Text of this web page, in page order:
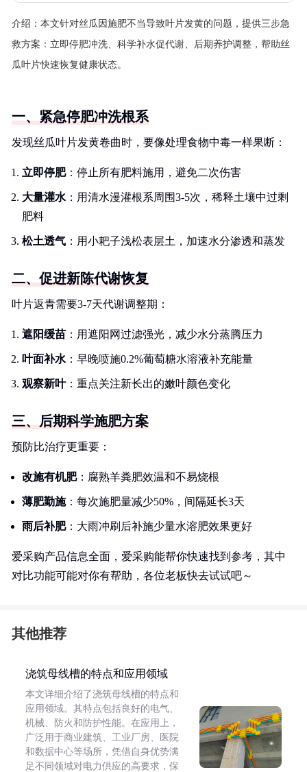
介绍： 本文针对丝瓜因施肥不当导致叶片发黄的问题，提供三步急
救方案：立即停肥冲洗、科学补水促代谢、后期养护调整，帮助丝
瓜叶片快速恢复健康状态。
一、紧急停肥冲洗根系
发现丝瓜叶片发黄卷曲时，要像处理食物中毒一样果断：
立即停肥：停止所有肥料施用，避免二次伤害
大量灌水 ：用清水漫灌根系周围3-5次，稀释土壤中过剩
肥料
松土透气 ：用小耙子浅松表层土，加速水分渗透和蒸发
二、促进新陈代谢恢复
叶片返青需要3-7天代谢调整期：
遮阳缓苗 ：用遮阳网过滤强光，减少水分蒸腾压力
叶面补水 ：早晚喷施0.2%葡萄糖水溶液补充能量
观察新叶：重点关注新长出的嫩叶颜色变化
三、后期科学施肥方案
预防比治疗更重要：
改施有机肥：腐熟羊粪肥效温和不易烧根
薄肥勤施：每次施肥量减少50%，间隔延长3天
雨后补肥：大雨冲刷后补施少量水溶肥效果更好
爱采购产品信息全面，爱采购能帮你快速找到参考，其中
对比功能可能对你有帮助，各位老板快去试试吧～
其他推荐
浇筑母线槽的特点和应用领域
本文详细介绍了浇筑母线槽的特点和
应用领域。其特点包括良好的电气、
机械、防火和防护性能。在应用上，
广泛用于商业建筑、工业厂房、医院
和数据中心等场所，凭借自身优势满
足不同领域对电力供应的高要求，保